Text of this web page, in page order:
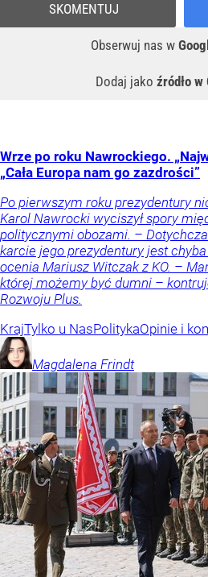
Obserwuj nas w
Dodaj jako źródło w
SKOMENTUJ
Wrze po roku Nawrockiego.
„Cała Europa nam go zazdrości”
Po pierwszym roku prezydentury
Karol Nawrocki wyciszył spory
politycznymi obozami. –
karcie jego prezydentury jest
ocenia Mariusz Witczak z KO. –
której możemy być dumni –
Rozwoju Plus.
KrajTylko u NasPolitykaOpinie i
Magdalena Frindt